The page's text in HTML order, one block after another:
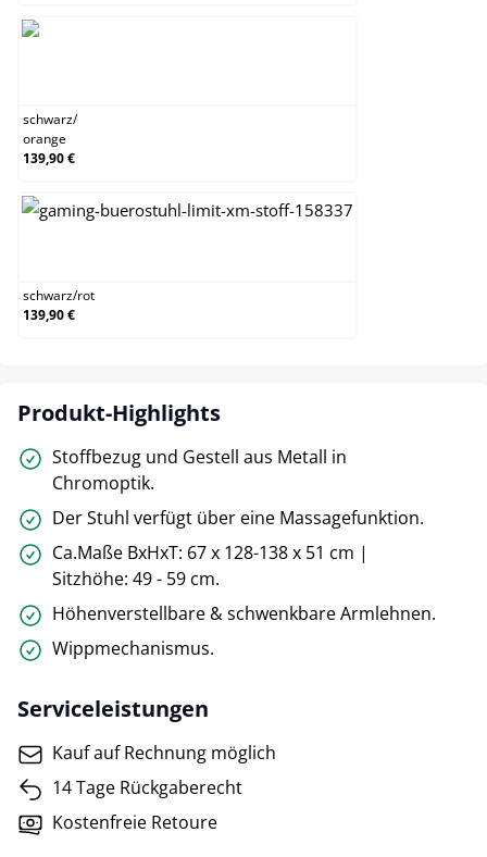
schwarz/
orange
139,90 €
schwarz/rot
139,90 €
Produkt-Highlights
Stoffbezug und Gestell aus Metall in
Chromoptik.
Der Stuhl verfügt über eine Massagefunktion.
Ca.Maße BxHxT: 67 x 128-138 x 51 cm |
Sitzhöhe: 49 - 59 cm.
Höhenverstellbare & schwenkbare Armlehnen.
Wippmechanismus.
Serviceleistungen
Kauf auf Rechnung möglich
14 Tage Rückgaberecht
Kostenfreie Retoure